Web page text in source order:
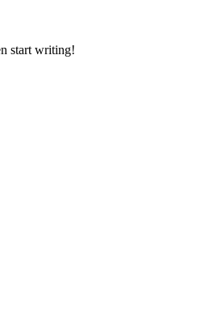
start writing!